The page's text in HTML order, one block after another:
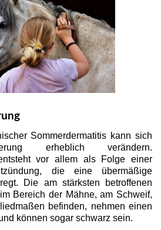
Sommerdermatitis kann sich
erheblich verändern.
vor allem als Folge einer
die eine übermäßige
Die am stärksten betroffenen
Bereich der Mähne, am Schweif,
befinden, nehmen einen
können sogar schwarz sein.